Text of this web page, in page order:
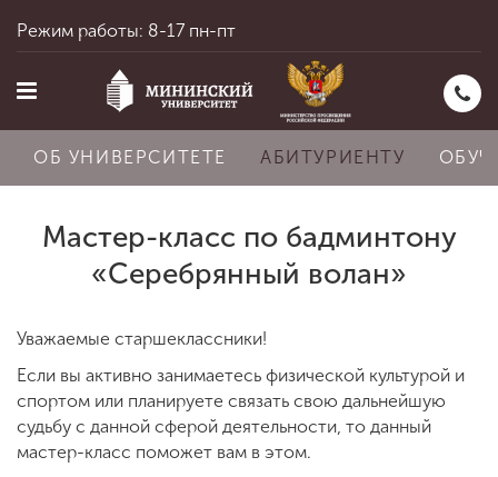
Главная
Об университете
Абитуриенту
Режим работы: 8-17 пн-пт
ОБ УНИВЕРСИТЕТЕ АБИТУРИЕНТУ
Мастер-класс по бадминтону
«Серебрянный волан»
Уважаемые старшеклассники!
Если вы активно занимаетесь физической культурой и
спортом или планируете связать свою дальнейшую
судьбу с данной сферой деятельности, то данный
мастер-класс поможет вам в этом.